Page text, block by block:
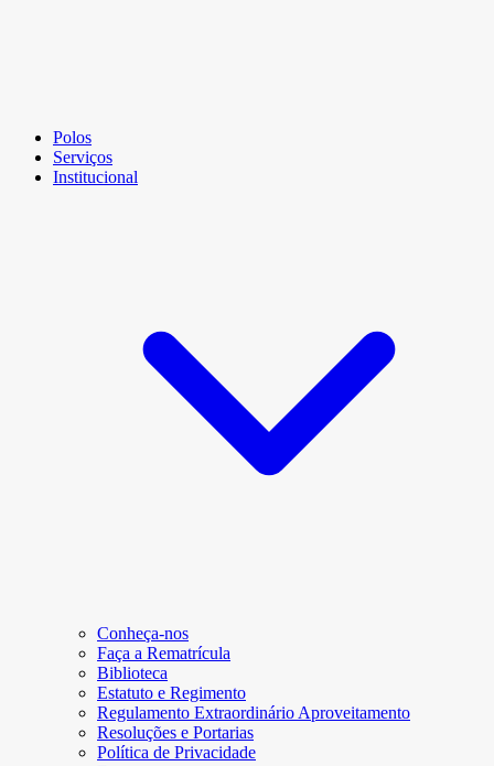
Polos
Serviços
Institucional
Conheça-nos
Faça a Rematrícula
Biblioteca
Estatuto e Regimento
Regulamento Extraordinário Aproveitamento
Resoluções e Portarias
Política de Privacidade